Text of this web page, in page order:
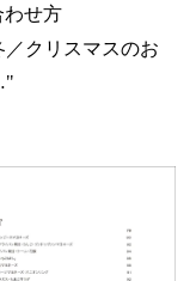
わせ方
クリスマスのお